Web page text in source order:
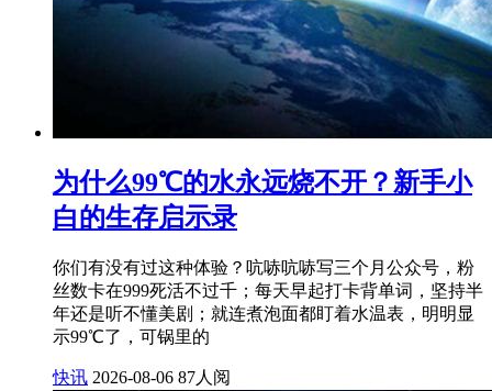
为什么99℃的水永远烧不开？新手小
白的生存启示录
你们有没有过这种体验？吭哧吭哧写三个月公众号，粉
丝数卡在999死活不过千；每天早起打卡背单词，坚持半
年还是听不懂美剧；就连煮泡面都盯着水温表，明明显
示99℃了，可锅里的
快讯 2026-08-06 87人阅